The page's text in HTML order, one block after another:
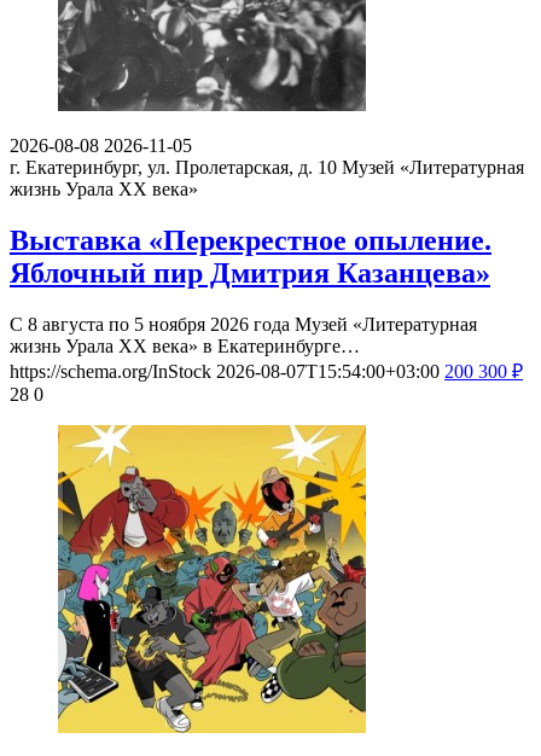
2026-08-08 2026-11-05
г. Екатеринбург, ул. Пролетарская, д. 10 Музей «Литературная
жизнь Урала ХХ века»
Выставка «Перекрестное опыление.
Яблочный пир Дмитрия Казанцева»
С 8 августа по 5 ноября 2026 года Музей «Литературная
жизнь Урала ХХ века» в Екатеринбурге…
https://schema.org/InStock 2026-08-07T15:54:00+03:00 200 300 ₽
28 0